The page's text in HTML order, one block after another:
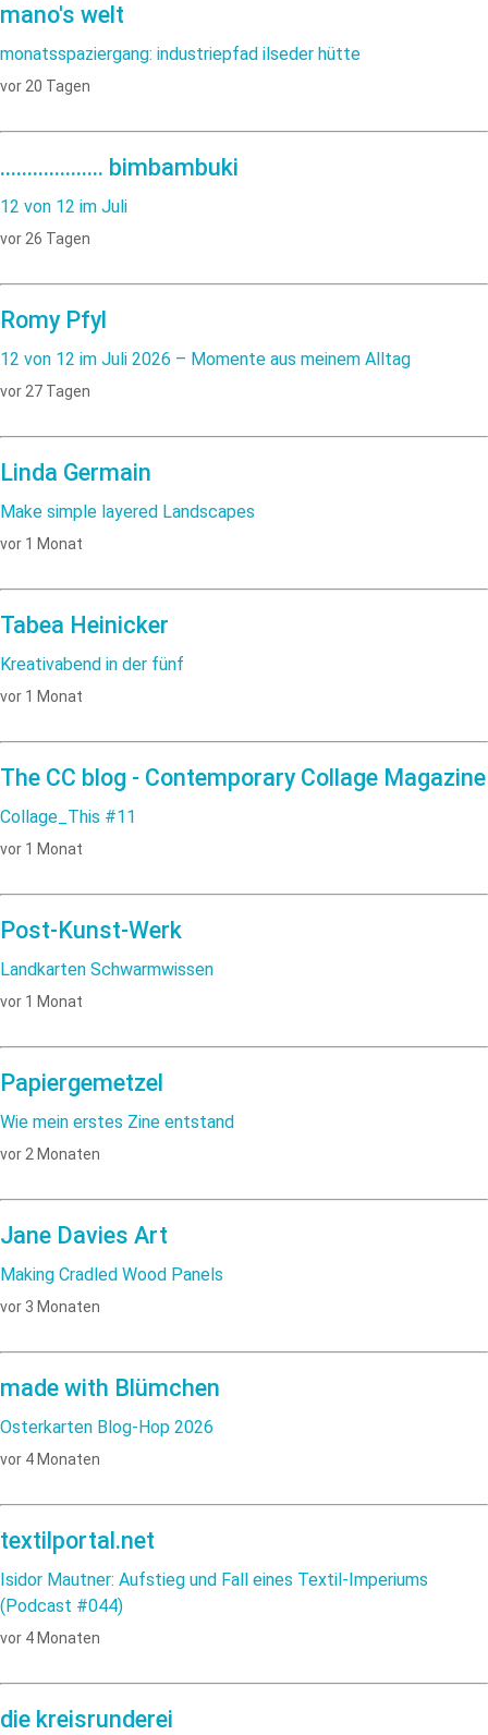
mano's welt
monatsspaziergang: industriepfad ilseder hütte
vor 20 Tagen
................... bimbambuki
12 von 12 im Juli
vor 26 Tagen
Romy Pfyl
12 von 12 im Juli 2026 – Momente aus meinem Alltag
vor 27 Tagen
Linda Germain
Make simple layered Landscapes
vor 1 Monat
Tabea Heinicker
Kreativabend in der fünf
vor 1 Monat
The CC blog - Contemporary Collage Magazine
Collage_This #11
vor 1 Monat
Post-Kunst-Werk
Landkarten Schwarmwissen
vor 1 Monat
Papiergemetzel
Wie mein erstes Zine entstand
vor 2 Monaten
Jane Davies Art
Making Cradled Wood Panels
vor 3 Monaten
made with Blümchen
Osterkarten Blog-Hop 2026
vor 4 Monaten
textilportal.net
Isidor Mautner: Aufstieg und Fall eines Textil-Imperiums
(Podcast #044)
vor 4 Monaten
die kreisrunderei